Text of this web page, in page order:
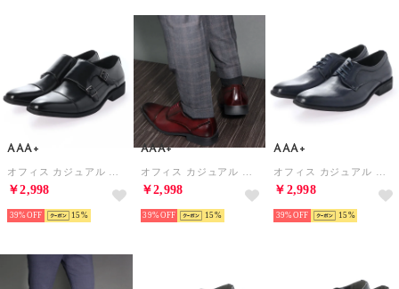
AAA+
オフィス カジュアル フォーマル No.2734/ストラップ ダブルモンク ストレートチップ （ブラック）
￥2,998
39% 15
AAA+
オフィス カジュアル フォーマル No.2730/レースアップ 内羽根 ストレートチップ （ワイン）
￥2,998
39% 15
AAA+
オフィス カジュアル フォーマル No.2731/レースアップ 外羽根 プレーントゥ （ネイビー）
￥2,998
39% 15